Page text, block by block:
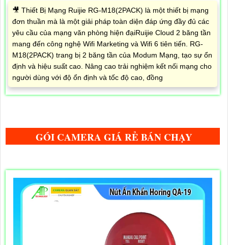
🎥 Thiết Bị Mạng Ruijie RG-M18(2PACK) là một thiết bị mạng
đơn thuần mà là một giải pháp toàn diện đáp ứng đầy đủ các
yêu cầu của mạng văn phòng hiện đạiRuijie Cloud 2 băng tần
mang đến công nghệ Wifi Marketing và Wifi 6 tiên tiến. RG-
M18(2PACK) trang bị 2 băng tần của Modum Mạng, tạo sự ổn
định và hiệu suất cao. Nâng cao trải nghiệm kết nối mạng cho
người dùng với độ ổn định và tốc độ cao, đồng
GÓI CAMERA GIÁ RẺ BÁN CHẠY